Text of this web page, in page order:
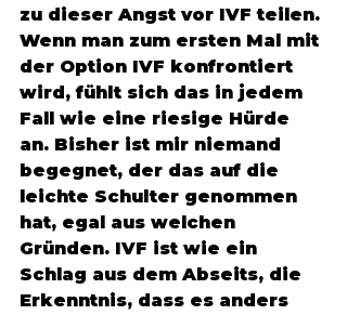
zu dieser Angst vor IVF teilen.
Wenn man zum ersten Mal mit
der Option IVF konfrontiert
wird, fühlt sich das in jedem
Fall wie eine riesige Hürde
an. Bisher ist mir niemand
begegnet, der das auf die
leichte Schulter genommen
hat, egal aus welchen
Gründen. IVF ist wie ein
Schlag aus dem Abseits, die
Erkenntnis, dass es anders